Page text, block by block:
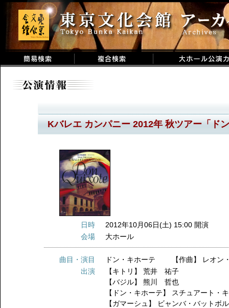
Kバレエ カンパニー 2012年 秋ツアー「ド
日時
2012年10月06日(土) 15:00 開演
会場
大ホール
曲目・演目
ドン・キホーテ 【作曲】 レオン
出演
【キトリ】荒井 祐子
【バジル】熊川 哲也
【ドン・キホーテ】
スチュアート・
【ガマーシュ】
ビャンバ・バットボ